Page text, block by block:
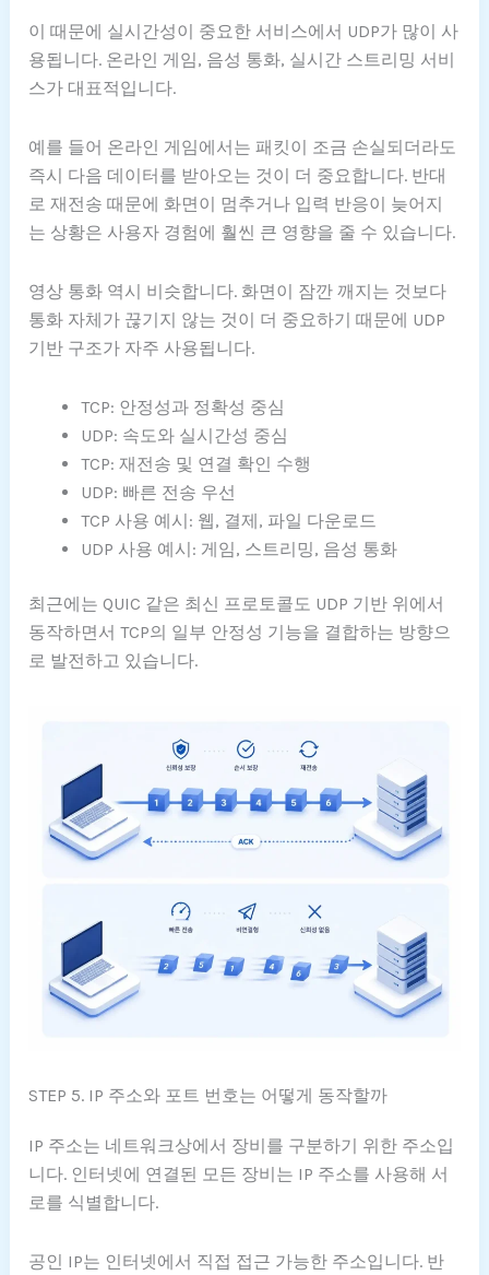
이 때문에 실시간성이 중요한 서비스에서 UDP가 많이 사
용됩니다. 온라인 게임, 음성 통화, 실시간 스트리밍 서비
스가 대표적입니다.
예를 들어 온라인 게임에서는 패킷이 조금 손실되더라도
즉시 다음 데이터를 받아오는 것이 더 중요합니다. 반대
로 재전송 때문에 화면이 멈추거나 입력 반응이 늦어지
는 상황은 사용자 경험에 훨씬 큰 영향을 줄 수 있습니다.
영상 통화 역시 비슷합니다. 화면이 잠깐 깨지는 것보다
통화 자체가 끊기지 않는 것이 더 중요하기 때문에 UDP
기반 구조가 자주 사용됩니다.
TCP: 안정성과 정확성 중심
UDP: 속도와 실시간성 중심
TCP: 재전송 및 연결 확인 수행
UDP: 빠른 전송 우선
TCP 사용 예시: 웹, 결제, 파일 다운로드
UDP 사용 예시: 게임, 스트리밍, 음성 통화
최근에는 QUIC 같은 최신 프로토콜도 UDP 기반 위에서
동작하면서 TCP의 일부 안정성 기능을 결합하는 방향으
로 발전하고 있습니다.
STEP 5. IP 주소와 포트 번호는 어떻게 동작할까
IP 주소는 네트워크상에서 장비를 구분하기 위한 주소입
니다. 인터넷에 연결된 모든 장비는 IP 주소를 사용해 서
로를 식별합니다.
공인 IP는 인터넷에서 직접 접근 가능한 주소입니다. 반